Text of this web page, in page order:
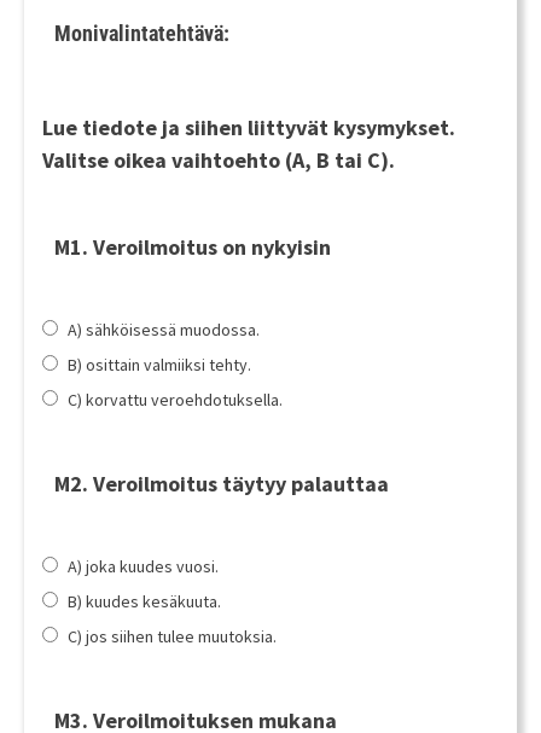
Monivalintatehtävä:
Lue tiedote ja siihen liittyvät kysymykset.
Valitse oikea vaihtoehto (A, B tai C).
M1. Veroilmoitus on nykyisin
A) sähköisessä muodossa.
B) osittain valmiiksi tehty.
C) korvattu veroehdotuksella.
M2. Veroilmoitus täytyy palauttaa
A) joka kuudes vuosi.
B) kuudes kesäkuuta.
C) jos siihen tulee muutoksia.
M3. Veroilmoituksen mukana